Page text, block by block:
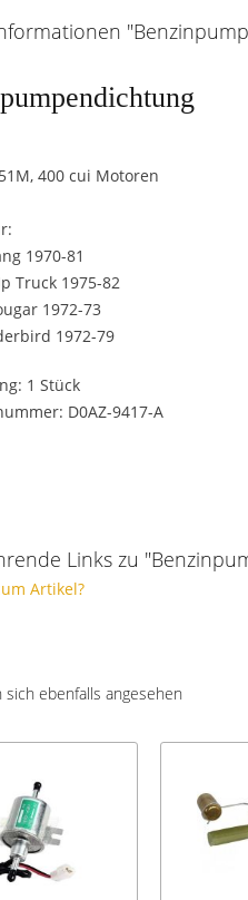
400 cui Motoren
1970-81
Truck 1975-82
1972-73
1972-79
1 Stück
D0AZ-9417-A
Links zu
Artikel?
sich ebenfalls angesehen